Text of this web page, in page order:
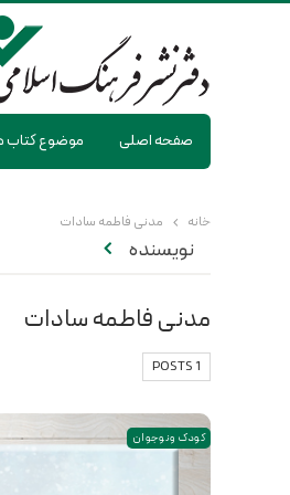
صفحه اصلی موضوع کتاب
خانه مدنی فاطمه سادات
نویسنده
مدنی فاطمه سادات
1 POSTS
کودک و نوجوان